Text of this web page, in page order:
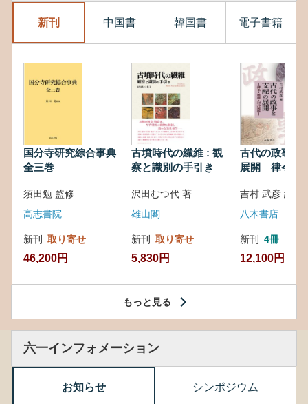
新刊 中国書 韓国書 電子書籍
国分寺研究綜合事典
全三巻
須田勉 監修
高志書院
新刊 取り寄せ
46,200円
古墳時代の繊維 : 観
察と識別の手引き
沢田むつ代 著
雄山閣
新刊 取り寄せ
5,830円
古代の政事と
展開 律令・
吉村 武彦 編集
八木書店
新刊 4冊
12,100円
もっと見る
六一インフォメーション
お知らせ シンポジウム